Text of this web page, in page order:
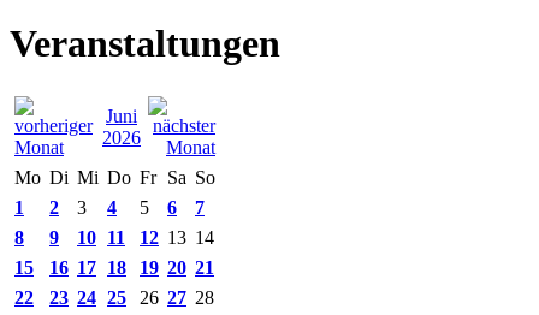
Veranstaltungen
Juni
2026
Mo Di Mi Do Fr Sa So
1
2 3 4 5 6
7
8
9 10 11 12 13 14
15
16 17 18 19 20 21
22
23 24 25 26 27 28